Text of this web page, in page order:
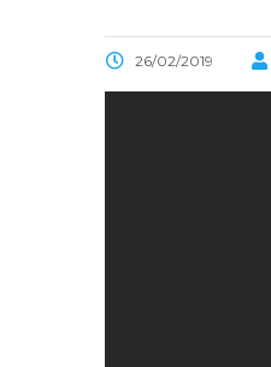
26/02/2019